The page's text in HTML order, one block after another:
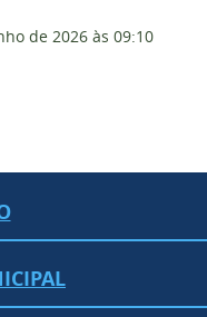
de 2026 às 09:10